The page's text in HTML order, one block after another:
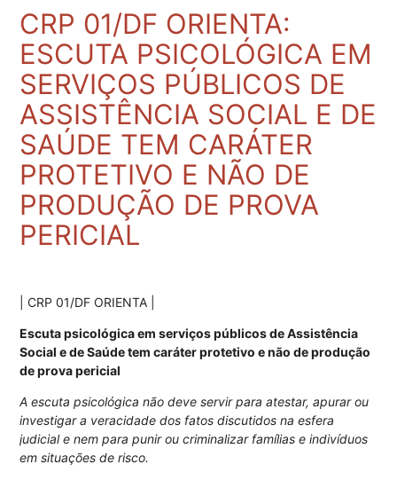
CRP 01/DF ORIENTA:
ESCUTA PSICOLÓGICA EM
SERVIÇOS PÚBLICOS DE
ASSISTÊNCIA SOCIAL E DE
SAÚDE TEM CARÁTER
PROTETIVO E NÃO DE
PRODUÇÃO DE PROVA
PERICIAL
| CRP 01/DF ORIENTA |
Escuta psicológica em serviços públicos de Assistência
Social e de Saúde tem caráter protetivo e não de produção
de prova pericial
A escuta psicológica não deve servir para atestar, apurar ou
investigar a veracidade dos fatos discutidos na esfera
judicial e nem para punir ou criminalizar famílias e indivíduos
em situações de risco.